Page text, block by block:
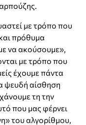
με τρόπο που
πρόθυμα
να ακούσουμε»,
με τρόπο που
έχουμε πάντα
ψευδή αίσθηση
τη την
που μας φέρνει
του αλγορίθμου,